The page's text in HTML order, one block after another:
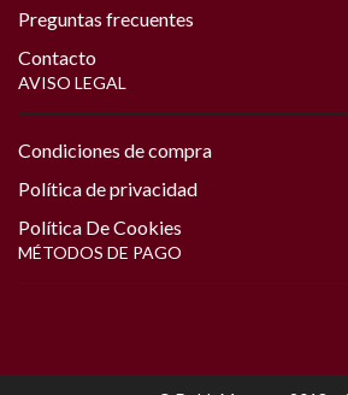
Preguntas frecuentes
Contacto
AVISO LEGAL
Condiciones de compra
Política de privacidad
Política De Cookies
MÉTODOS DE PAGO